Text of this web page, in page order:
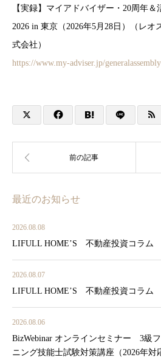
【実録】マイアドバイザー・20周年
2026 in 東京（2026年5月28日）（レ
式会社）
https://www.my-adviser.jp/
最近のお知らせ
2026.08.08
LIFULL HOME’S 不動産投資コラム
2026.08.07
LIFULL HOME’S 不動産投資コラム
2026.08.06
BizWebinar オンラインセミナー 3級
ニング技能士試験対策講座（2026年